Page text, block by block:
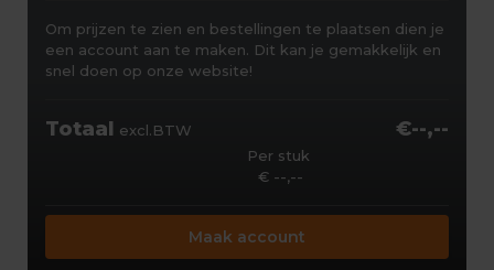
Om prijzen te zien en bestellingen te plaatsen dien je
een account aan te maken. Dit kan je gemakkelijk en
snel doen op onze website!
Totaal excl.BTW €--,--
Per stuk
€ --,--
Maak account